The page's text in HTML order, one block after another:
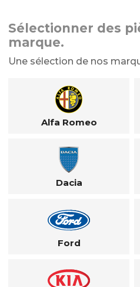
Sélectionner des
marque.
Une sélection de nos
Alfa Romeo
Dacia
Ford